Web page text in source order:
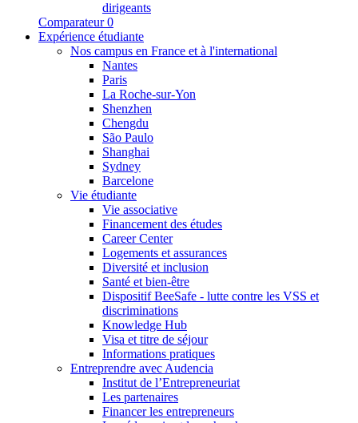
dirigeants
Comparateur 0
Expérience étudiante
Nos campus en France et à l'international
Nantes
Paris
La Roche-sur-Yon
Shenzhen
Chengdu
São Paulo
Shanghai
Sydney
Barcelone
Vie étudiante
Vie associative
Financement des études
Career Center
Logements et assurances
Diversité et inclusion
Santé et bien-être
Dispositif BeeSafe - lutte contre les VSS et
discriminations
Knowledge Hub
Visa et titre de séjour
Informations pratiques
Entreprendre avec Audencia
Institut de l’Entrepreneuriat
Les partenaires
Financer les entrepreneurs